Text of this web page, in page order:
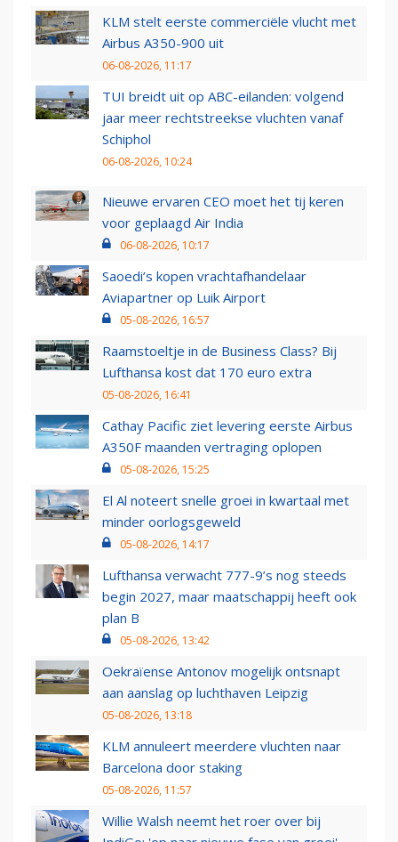
KLM stelt eerste commerciële vlucht met
Airbus A350-900 uit
06-08-2026, 11:17
TUI breidt uit op ABC-eilanden: volgend
jaar meer rechtstreekse vluchten vanaf
Schiphol
06-08-2026, 10:24
Nieuwe ervaren CEO moet het tij keren
voor geplaagd Air India
06-08-2026, 10:17
Saoedi’s kopen vrachtafhandelaar
Aviapartner op Luik Airport
05-08-2026, 16:57
Raamstoeltje in de Business Class? Bij
Lufthansa kost dat 170 euro extra
05-08-2026, 16:41
Cathay Pacific ziet levering eerste Airbus
A350F maanden vertraging oplopen
05-08-2026, 15:25
El Al noteert snelle groei in kwartaal met
minder oorlogsgeweld
05-08-2026, 14:17
Lufthansa verwacht 777-9’s nog steeds
begin 2027, maar maatschappij heeft ook
plan B
05-08-2026, 13:42
Oekraïense Antonov mogelijk ontsnapt
aan aanslag op luchthaven Leipzig
05-08-2026, 13:18
KLM annuleert meerdere vluchten naar
Barcelona door staking
05-08-2026, 11:57
Willie Walsh neemt het roer over bij